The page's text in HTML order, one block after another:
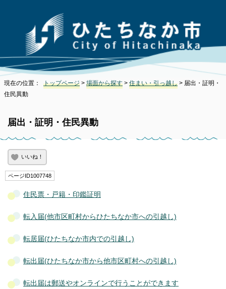
現在の位置： トップページ > 場面から探す > 住まい・引っ越し > 届出・証明・
住民異動
届出・証明・住民異動
いいね！
ページID1007748
住民票・戸籍・印鑑証明
転入届(他市区町村からひたちなか市への引越し)
転居届(ひたちなか市内での引越し)
転出届(ひたちなか市から他市区町村への引越し)
転出届は郵送やオンラインで行うことができます